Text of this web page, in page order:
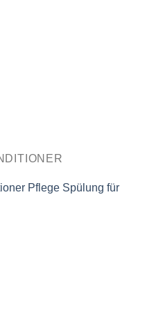
Pflege Spülung für